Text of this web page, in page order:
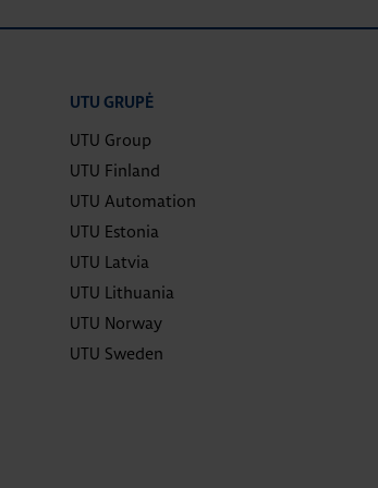
UTU GRUPĖ
UTU Group
UTU Finland
UTU Automation
UTU Estonia
UTU Latvia
UTU Lithuania
UTU Norway
UTU Sweden